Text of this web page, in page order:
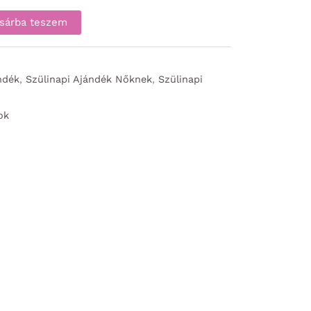
teszem
, Szülinapi Ajándék Nőknek, Szülinapi